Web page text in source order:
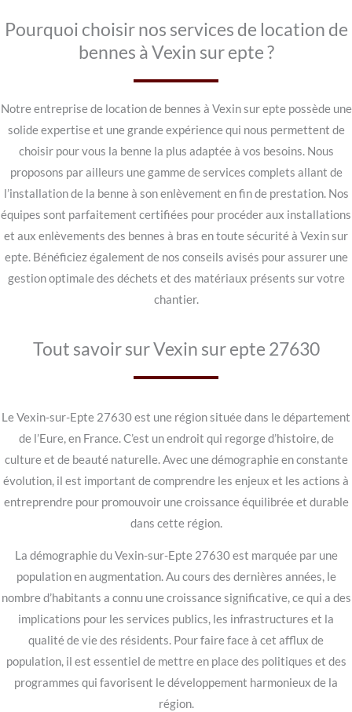
Pourquoi choisir nos services de location de
bennes à Vexin sur epte ?
Notre entreprise de location de bennes à Vexin sur epte possède une
solide expertise et une grande expérience qui nous permettent de
choisir pour vous la benne la plus adaptée à vos besoins. Nous
proposons par ailleurs une gamme de services complets allant de
l’installation de la benne à son enlèvement en fin de prestation. Nos
équipes sont parfaitement certifiées pour procéder aux installations
et aux enlèvements des bennes à bras en toute sécurité à Vexin sur
epte. Bénéficiez également de nos conseils avisés pour assurer une
gestion optimale des déchets et des matériaux présents sur votre
chantier.
Tout savoir sur Vexin sur epte 27630
Le Vexin-sur-Epte 27630 est une région située dans le département
de l’Eure, en France. C’est un endroit qui regorge d’histoire, de
culture et de beauté naturelle. Avec une démographie en constante
évolution, il est important de comprendre les enjeux et les actions à
entreprendre pour promouvoir une croissance équilibrée et durable
dans cette région.
La démographie du Vexin-sur-Epte 27630 est marquée par une
population en augmentation. Au cours des dernières années, le
nombre d’habitants a connu une croissance significative, ce qui a des
implications pour les services publics, les infrastructures et la
qualité de vie des résidents. Pour faire face à cet afflux de
population, il est essentiel de mettre en place des politiques et des
programmes qui favorisent le développement harmonieux de la
région.